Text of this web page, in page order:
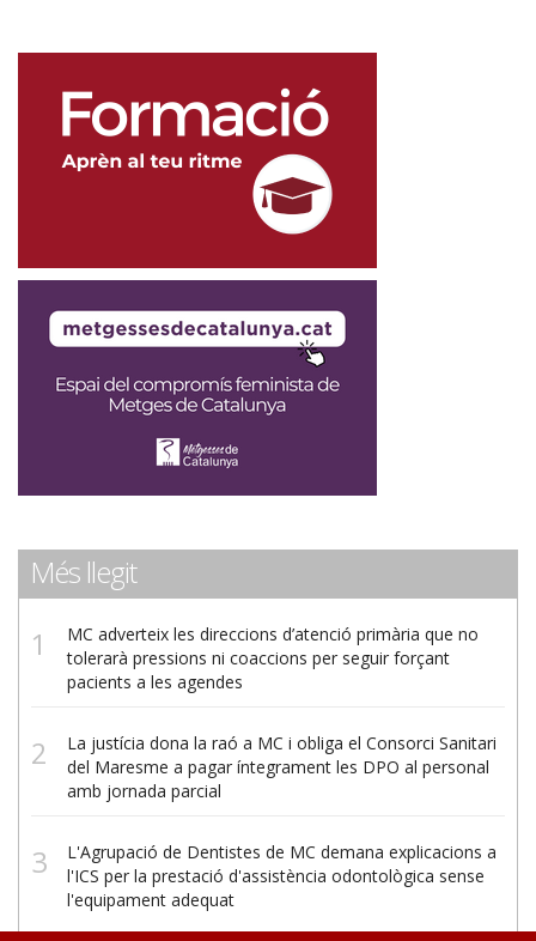
Més llegit
MC adverteix les direccions d’atenció primària que no
tolerarà pressions ni coaccions per seguir forçant
pacients a les agendes
La justícia dona la raó a MC i obliga el Consorci Sanitari
del Maresme a pagar íntegrament les DPO al personal
amb jornada parcial
L'Agrupació de Dentistes de MC demana explicacions a
l'ICS per la prestació d'assistència odontològica sense
l'equipament adequat